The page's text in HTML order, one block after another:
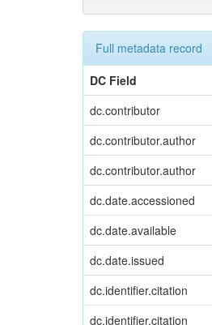
Full metadata record
DC Field
dc.contributor
dc.contributor.author
dc.contributor.author
dc.date.accessioned
dc.date.available
dc.date.issued
dc.identifier.citation
dc.identifier.citation